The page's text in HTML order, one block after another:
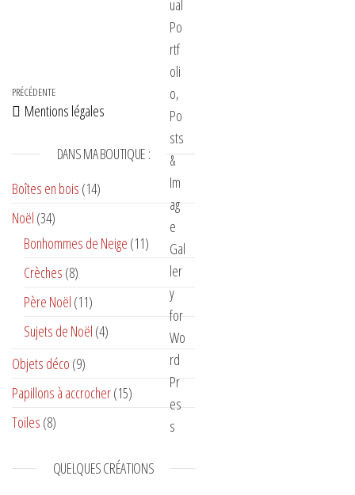
Navigation de l’article
Article précédent
PRÉCÉDENTE
Mentions légales
DANS MA BOUTIQUE :
Boîtes en bois (14)
Noël (34)
Bonhommes de Neige (11)
Crèches (8)
Père Noël (11)
Sujets de Noël (4)
Objets déco (9)
Papillons à accrocher(15)
Toiles (8)
QUELQUES CRÉATIONS